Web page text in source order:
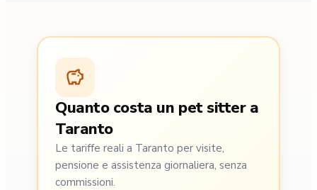
Quanto costa un pet sitter a
Taranto
Le tariffe reali a Taranto per visite,
pensione e assistenza giornaliera, senza
commissioni.